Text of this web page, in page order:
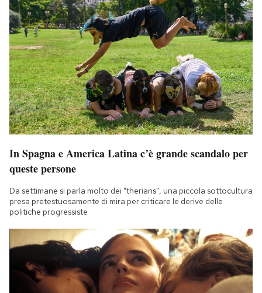
In Spagna e America Latina c’è grande scandalo per
queste persone
Da settimane si parla molto dei "therians", una piccola sottocultura
presa pretestuosamente di mira per criticare le derive delle
politiche progressiste